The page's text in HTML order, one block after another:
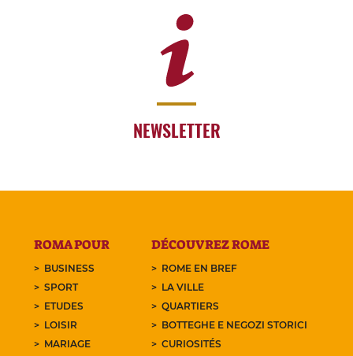
NEWSLETTER
ROMA POUR
BUSINESS
SPORT
ETUDES
LOISIR
MARIAGE
DÉCOUVREZ ROME
ROME EN BREF
LA VILLE
QUARTIERS
BOTTEGHE E NEGOZI STORICI
CURIOSITÉS